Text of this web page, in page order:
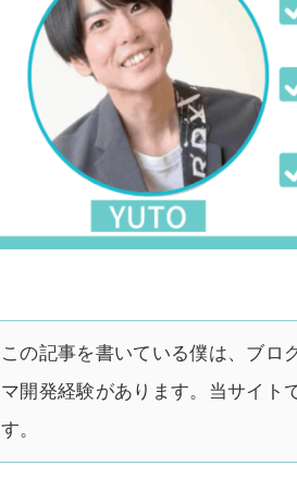
この記事を書いている僕は、ブロ
マ開発経験があります。当サイト
す。